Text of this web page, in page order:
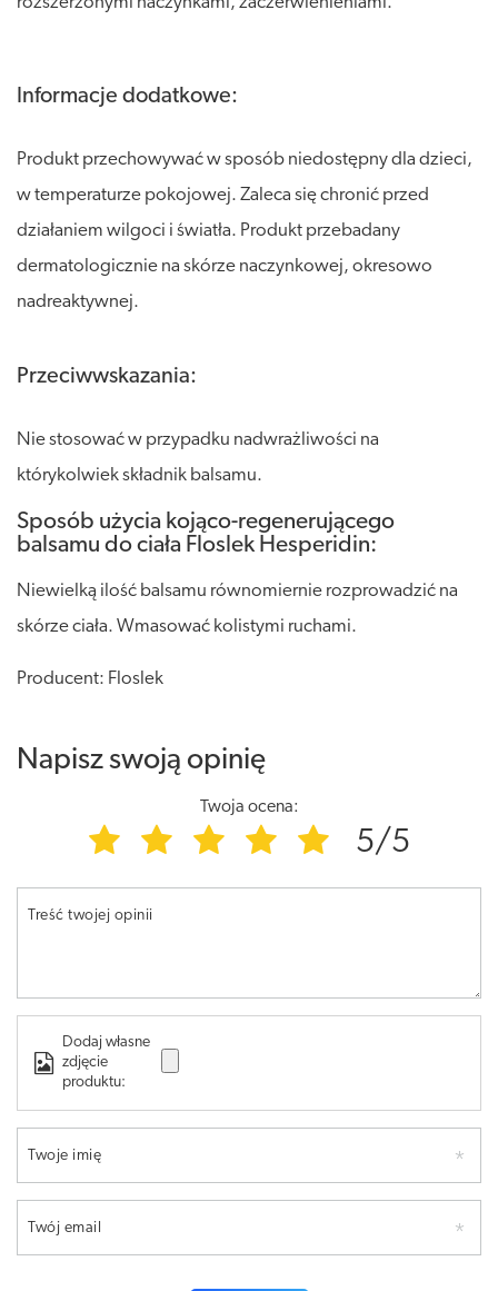
Informacje dodatkowe:
Produkt przechowywać w sposób niedostępny dla dzieci,
w temperaturze pokojowej. Zaleca się chronić przed
działaniem wilgoci i światła. Produkt przebadany
dermatologicznie na skórze naczynkowej, okresowo
nadreaktywnej.
Przeciwwskazania:
Nie stosować w przypadku nadwrażliwości na
którykolwiek składnik balsamu.
Sposób użycia kojąco-regenerującego
balsamu do ciała Floslek Hesperidin:
Niewielką ilość balsamu równomiernie rozprowadzić na
skórze ciała. Wmasować kolistymi ruchami.
Producent: Floslek
Napisz swoją opinię
Twoja ocena:
5/5
Treść twojej opinii
Dodaj własne
zdjęcie
produktu:
Twoje imię
Twój email